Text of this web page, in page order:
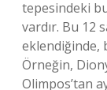
tepesindeki
vardır. Bu 12
eklendiğinde,
Örneğin,
Olimpos’tan